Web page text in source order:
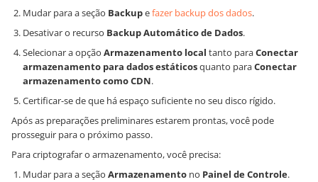
Mudar para a seção Backupefazer backup dos dados.
Desativar o recurso Backup Automático de Dados.
Selecionar a opção Armazenamento local tanto paraConectar
armazenamento para dados estáticosquanto paraConectar
armazenamento como CDN.
Certificar-se de que há espaço suficiente no seu disco rígido.
Após as preparações preliminares estarem prontas, você pode
prosseguir para o próximo passo.
Para criptografar o armazenamento, você precisa:
Mudar para a seção Armazenamento no Painel de Controle.